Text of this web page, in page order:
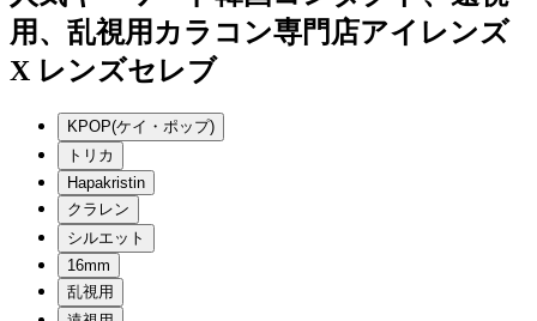
用、乱視用カラコン専門店アイレンズ
X レンズセレブ